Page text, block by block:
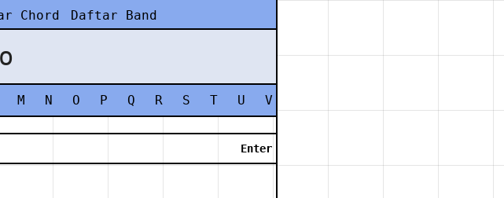
Chord Daftar Band
M N O P Q R S T U V